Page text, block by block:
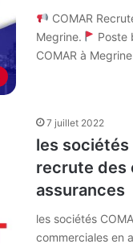
COMAR
Megrine.
Poste
COMAR à
7 juillet 2022
les sociétés
recrute des
assurances
les sociétés
commerciales en